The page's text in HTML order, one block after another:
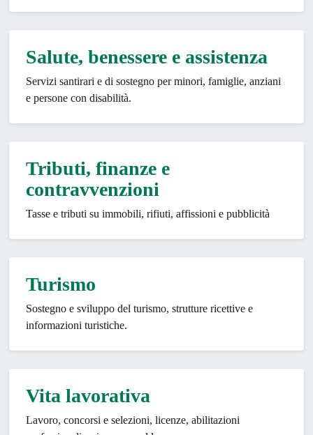
Salute, benessere e assistenza
Servizi santirari e di sostegno per minori, famiglie, anziani
e persone con disabilità.
Tributi, finanze e
contravvenzioni
Tasse e tributi su immobili, rifiuti, affissioni e pubblicità
Turismo
Sostegno e sviluppo del turismo, strutture ricettive e
informazioni turistiche.
Vita lavorativa
Lavoro, concorsi e selezioni, licenze, abilitazioni